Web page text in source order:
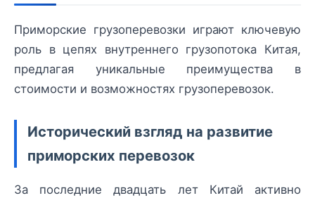
Приморские грузоперевозки играют ключевую
роль в цепях внутреннего грузопотока Китая,
предлагая уникальные преимущества в
стоимости и возможностях грузоперевозок.
Исторический взгляд на развитие
приморских перевозок
За последние двадцать лет Китай активно